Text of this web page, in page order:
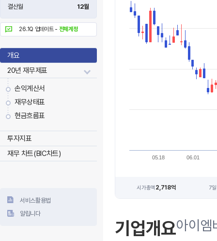
결산월
12월
26.1Q 업데이트 - 전체계정
개요
20년 재무제표
손익계산서
재무상태표
현금흐름표
투자지표
재무 차트(BIC차트)
서비스활용법
알립니다
05.18 06.01
시가총액 2,718억 7
기업개요아이엠